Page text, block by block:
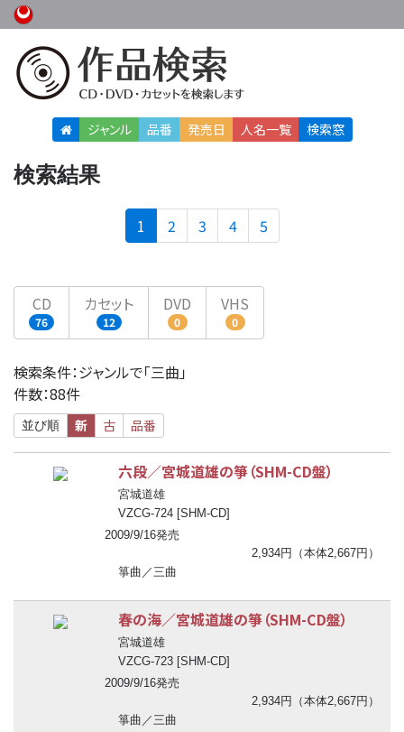
ジャンル 品番 発売日 人名一覧 検索窓
検索結果
1 (current)
2 3 4 5
CD
76
カセット
12
DVD
0
VHS
0
検索条件：ジャンルで「三曲」
件数：88件
並び順 新 古 品番
六段／宮城道雄の箏（SHM-CD盤）
宮城道雄
VZCG-724 [SHM-CD]
2009/9/16発売
2,934円（本体2,667円）
箏曲／三曲
春の海／宮城道雄の箏（SHM-CD盤）
宮城道雄
VZCG-723 [SHM-CD]
2009/9/16発売
2,934円（本体2,667円）
箏曲／三曲